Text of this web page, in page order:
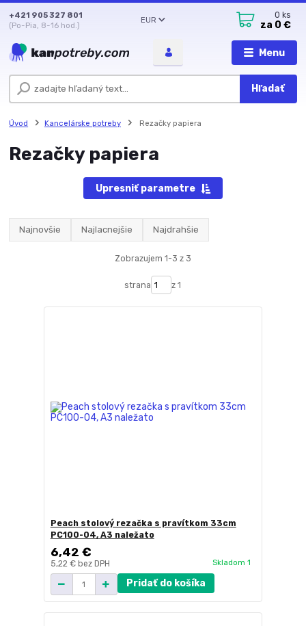
Menu
EUR
Hľadať
+421 905 327 801
(Po-Pia, 8-16 hod.)
0 ks
za 0 €
Úvod Kancelárske potreby Rezačky papiera
Rezačky papiera
Upresniť parametre
Najnovšie Najlacnejšie Najdrahšie
Zobrazujem 1-3 z 3
strana z 1
Peach stolový rezačka s pravítkom 33cm
PC100-04, A3 naležato
6,42 €
5,22 € bez DPH Skladom 1
Pridať do košíka